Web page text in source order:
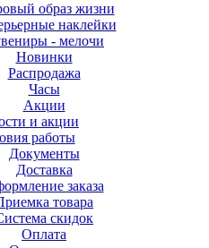
образ жизни
наклейки
- мелочи
Новинки
Распродажа
Часы
Акции
и акции
работы
Документы
Доставка
заказа
товара
скидок
Оплата